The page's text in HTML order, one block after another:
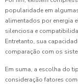
popularidade em
alimentados por energia
silenciosa e
Entretanto, sua
comparação com os
Em suma, a escolha do
consideração fatores